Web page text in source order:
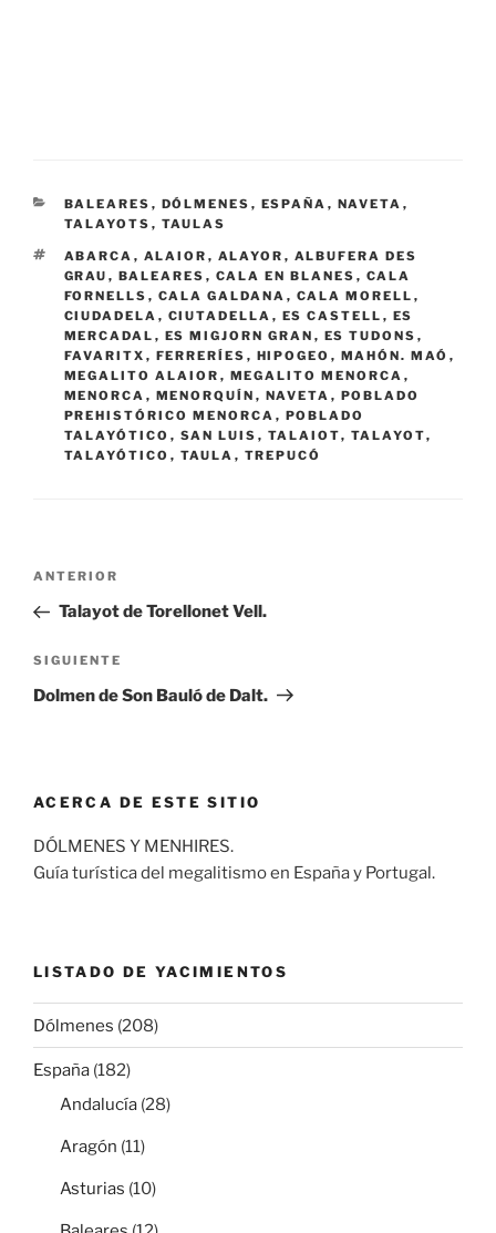
CATEGORÍAS
BALEARES , DÓLMENES , ESPAÑA , NAVETA ,
TALAYOTS , TAULAS
ETIQUETAS
ABARCA , ALAIOR , ALAYOR , ALBUFERA DES
GRAU , BALEARES , CALA EN BLANES , CALA
FORNELLS , CALA GALDANA , CALA MORELL ,
CIUDADELA , CIUTADELLA , ES CASTELL , ES
MERCADAL , ES MIGJORN GRAN , ES TUDONS ,
FAVARITX , FERRERÍES , HIPOGEO , MAHÓN. MAÓ ,
MEGALITO ALAIOR , MEGALITO MENORCA ,
MENORCA , MENORQUÍN , NAVETA , POBLADO
PREHISTÓRICO MENORCA , POBLADO
TALAYÓTICO , SAN LUIS , TALAIOT, TALAYOT,
TALAYÓTICO , TAULA , TREPUCÓ
Navegación
entradas
Entrada
anterior:
ANTERIOR
Talayot de Torellonet Vell.
Siguiente
entrada
SIGUIENTE
Dolmen de Son Bauló de Dalt.
ACERCA DE ESTE SITIO
DÓLMENES Y MENHIRES.
Guía turística del megalitismo en España y Portugal.
LISTADO DE YACIMIENTOS
Dólmenes (208)
España (182)
Andalucía (28)
Aragón (11)
Asturias (10)